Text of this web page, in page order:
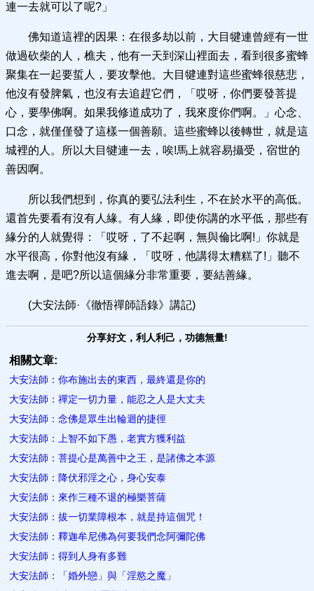
連一去就可以了呢?」
佛知道這裡的因果：在很多劫以前，大目犍連曾經有一世
做過砍柴的人，樵夫，他有一天到深山裡面去，看到很多蜜蜂
聚集在一起要蜇人，要攻擊他。大目犍連對這些蜜蜂很慈悲，
他沒有發脾氣，也沒有去追趕它們，「哎呀，你們要發菩提
心，要學佛啊。如果我修道成功了，我來度你們啊。」心念、
口念，就僅僅發了這樣一個善願。這些蜜蜂以後轉世，就是這
城裡的人。所以大目犍連一去，唉!馬上就容易攝受，宿世的
善因啊。
所以我們想到，你真的要弘法利生，不在於水平的高低。
還首先要看有沒有人緣。有人緣，即使你講的水平低，那些有
緣分的人就覺得：「哎呀，了不起啊，無與倫比啊!」你就是
水平很高，你對他沒有緣，「哎呀，他講得太糟糕了!」聽不
進去啊，是吧?所以這個緣分非常重要，要結善緣。
(大安法師·《徹悟禪師語錄》講記)
分享好文，利人利己，功德無量!
相關文章:
大安法師：你布施出去的東西，最終還是你的
大安法師：禪定一切力量，能忍之人是大丈夫
大安法師：念佛是眾生出輪迴的捷徑
大安法師：上智不如下愚，老實方獲利益
大安法師：菩提心是萬善中之王，是諸佛之本源
大安法師：降伏邪淫之心，身心安泰
大安法師：來作三種不退的極樂菩薩
大安法師：拔一切業障根本，就是持這個咒！
大安法師：釋迦​牟尼佛為何要我們念阿彌陀佛
大安法師：得到人身有多難
大安法師：​「婚外戀」與「淫慾之魔」